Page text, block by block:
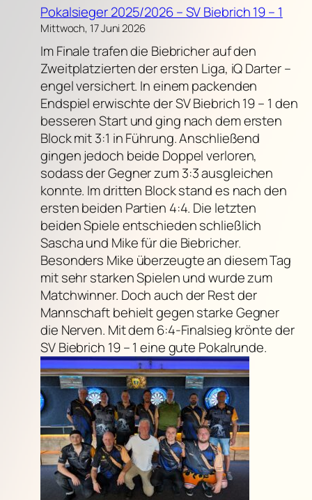
Pokalsieger 2025/2026 – SV Biebrich 19 – 1
Mittwoch, 17 Juni 2026
Im Finale trafen die Biebricher auf den
Zweitplatzierten der ersten Liga, iQ Darter –
engel versichert. In einem packenden
Endspiel erwischte der SV Biebrich 19 – 1 den
besseren Start und ging nach dem ersten
Block mit 3:1 in Führung. Anschließend
gingen jedoch beide Doppel verloren,
sodass der Gegner zum 3:3 ausgleichen
konnte. Im dritten Block stand es nach den
ersten beiden Partien 4:4. Die letzten
beiden Spiele entschieden schließlich
Sascha und Mike für die Biebricher.
Besonders Mike überzeugte an diesem Tag
mit sehr starken Spielen und wurde zum
Matchwinner. Doch auch der Rest der
Mannschaft behielt gegen starke Gegner
die Nerven. Mit dem 6:4-Finalsieg krönte der
SV Biebrich 19 – 1 eine gute Pokalrunde.